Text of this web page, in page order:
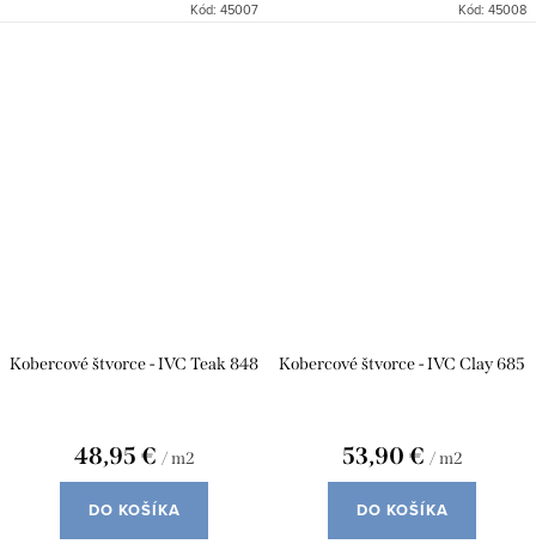
Kód: 45007 Kód: 45008
Kobercové štvorce - IVC Teak 848
48,95 € / m2
DO KOŠÍKA
Kobercové štvorce - IVC Clay 685
53,90 € / m2
DO KOŠÍKA